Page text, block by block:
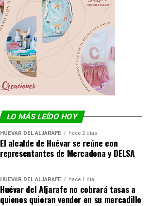
LO MÁS LEÍDO HOY
HUÉVAR DEL ALJARAFE hace 2 días
El alcalde de Huévar se reúne con
representantes de Mercadona y DELSA
HUÉVAR DEL ALJARAFE hace 1 día
Huévar del Aljarafe no cobrará tasas a
quienes quieran vender en su mercadillo